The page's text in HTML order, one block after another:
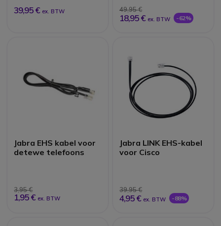
39,95 € ex. BTW 49,95 €
18,95 € ex. BTW -62%
Jabra EHS kabel voor
detewe telefoons
3,95 €
1,95 € ex. BTW
Jabra LINK EHS-kabel
voor Cisco
39,95 €
4,95 € ex. BTW -88%